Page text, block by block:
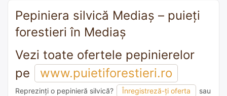
Pepiniera silvică Mediaş – puieți
forestieri în Mediaş
Vezi toate ofertele pepinierelor
pe
www.puietiforestieri.ro
Reprezinți o pepinieră silvică? Înregistreză-ți oferta
sau